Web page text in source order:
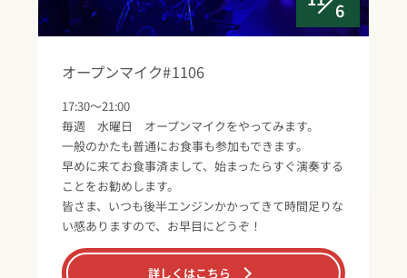
6
オープンマイク#1106
17:30～21:00
毎週 水曜日 オープンマイクをやってみます。
一般のかたも普通にお食事も参加もできます。
早めに来てお食事済まして、始まったらすぐ演奏する
ことをお勧めします。
皆さま、いつも後半エンジンかかってきて時間足りな
い感ありますので、お早目にどうぞ！
詳しくはこちら